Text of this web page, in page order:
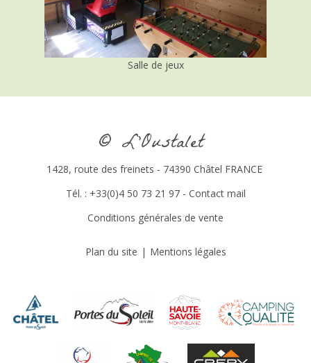
© L’Oustalet
1428, route des freinets - 74390 Châtel FRANCE
Tél. : +33(0)4 50 73 21 97 - Contact mail
Conditions générales de vente
Plan du site Mentions légales